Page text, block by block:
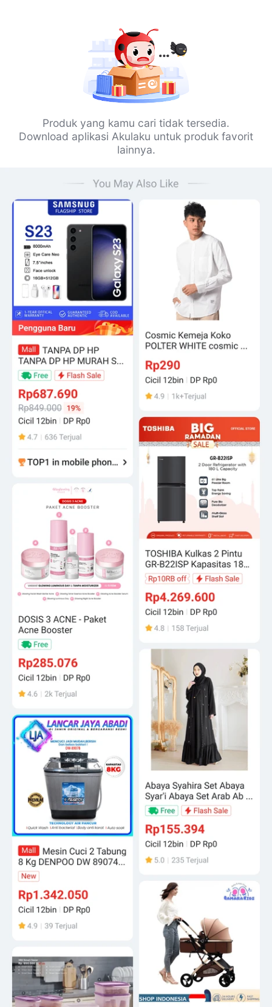
Produk yang kamu cari tidak tersedia.
Download aplikasi Akulaku untuk produk favorit
lainnya.